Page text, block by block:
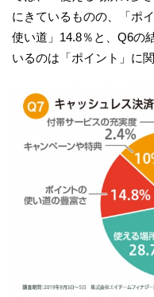
にきているものの、「ポ
使い道」14.8％と、Q6の
いるのは「ポイント」に